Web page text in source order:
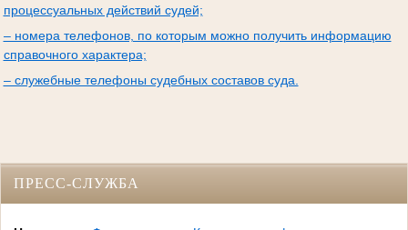
процессуальных действий судей;
– номера телефонов, по которым можно получить информацию
справочного характера;
– служебные телефоны судебных составов суда.
ПРЕСС-СЛУЖБА